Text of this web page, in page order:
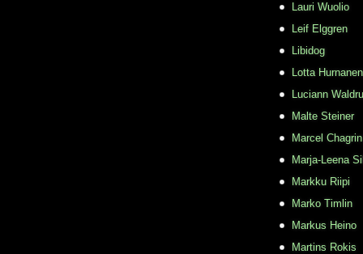
Lauri Wuolio
Leif Elggren
Libidog
Lotta Hurnanen
Luciann
Malte Steiner
Marcel Chagrin
Marja-Leena
Markku Riipi
Marko Timlin
Markus Heino
Martins Rokis